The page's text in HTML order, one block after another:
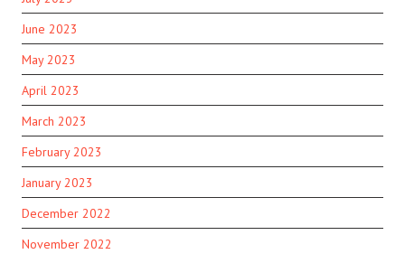
June 2023
May 2023
April 2023
March 2023
February 2023
January 2023
December 2022
November 2022